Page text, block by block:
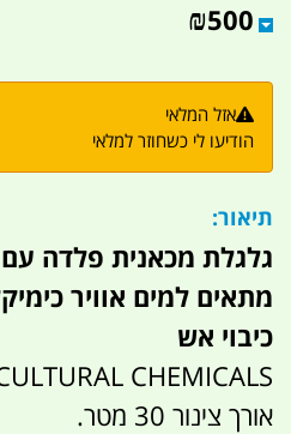
₪500
אזל המלאי
הודיעו לי כשחוזר למלאי
תיאור:
גלגלת מכאנית פלדה
מתאים למים אוויר
כיבוי אש
CHEMICALS
אורך צינור 30 מטר.